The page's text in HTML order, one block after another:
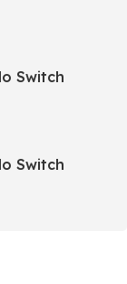
Switch
Switch